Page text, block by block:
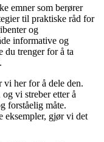
emner som berører
til praktiske råd for
og
informative og
du trenger for å ta
vi her for å dele den.
vi streber etter å
forståelig måte.
eksempler, gjør vi det